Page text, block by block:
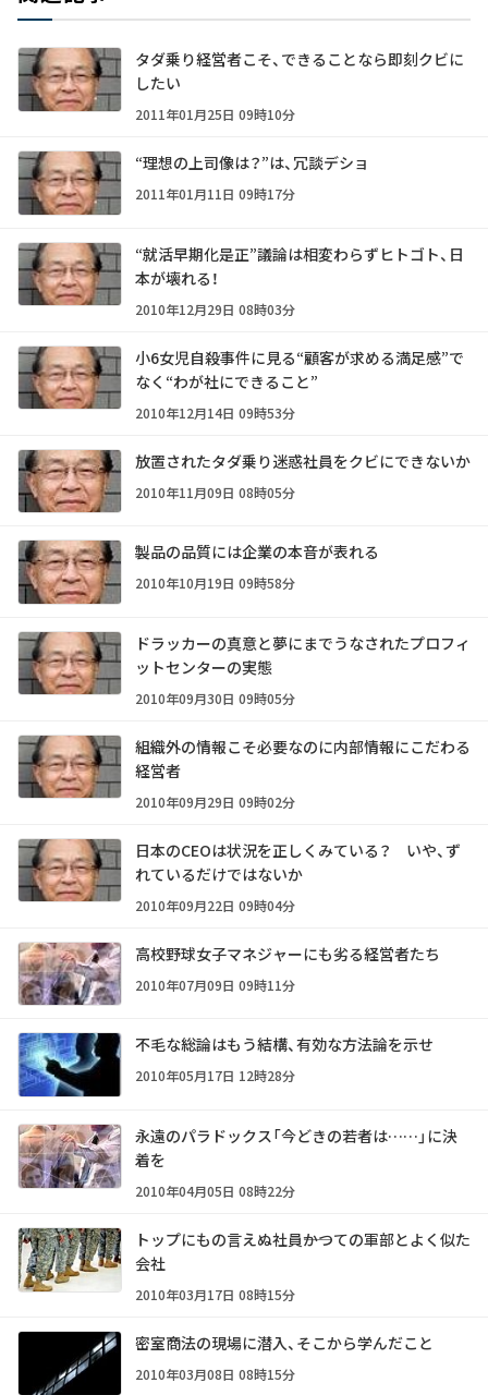
タダ乗り経営者こそ、できることなら即刻クビに
したい
2011年01月25日 09時10分
“理想の上司像は？”は、冗談デショ
2011年01月11日 09時17分
“就活早期化是正”議論は相変わらずヒトゴト、日
本が壊れる！
2010年12月29日 08時03分
小6女児自殺事件に見る“顧客が求める満足感”で
なく“わが社にできること”
2010年12月14日 09時53分
放置されたタダ乗り迷惑社員をクビにできないか
2010年11月09日 08時05分
製品の品質には企業の本音が表れる
2010年10月19日 09時58分
ドラッカーの真意と夢にまでうなされたプロフィ
ットセンターの実態
2010年09月30日 09時05分
組織外の情報こそ必要なのに内部情報にこだわる
経営者
2010年09月29日 09時02分
日本のCEOは状況を正しくみている？ いや、ず
れているだけではないか
2010年09月22日 09時04分
高校野球女子マネジャーにも劣る経営者たち
2010年07月09日 09時11分
不毛な総論はもう結構、有効な方法論を示せ
2010年05月17日 12時28分
永遠のパラドックス「今どきの若者は……」に決
着を
2010年04月05日 08時22分
トップにもの言えぬ社員――かつての軍部とよく似た
会社
2010年03月17日 08時15分
密室商法の現場に潜入、そこから学んだこと
2010年03月08日 08時15分